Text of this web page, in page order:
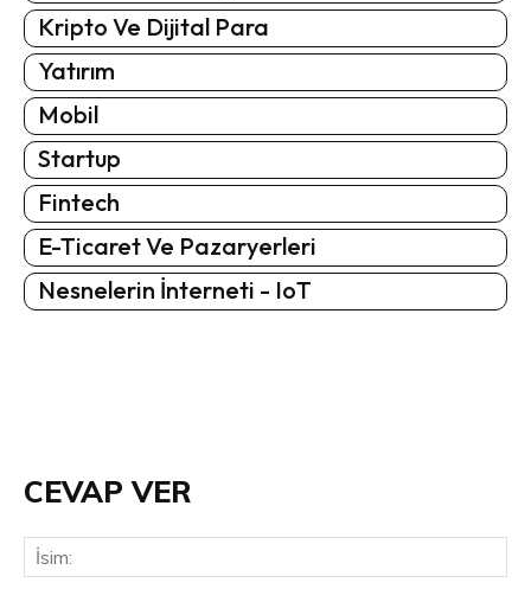
Kripto Ve Dijital Para
Yatırım
Mobil
Startup
Fintech
E-Ticaret Ve Pazaryerleri
Nesnelerin İnterneti - IoT
CEVAP VER